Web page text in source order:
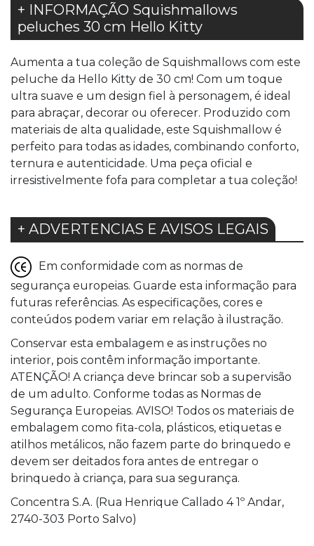
+ INFORMAÇÃO Squishmallows
peluches 30 cm Hello Kitty
Aumenta a tua coleção de Squishmallows com este
peluche da Hello Kitty de 30 cm! Com um toque
ultra suave e um design fiel à personagem, é ideal
para abraçar, decorar ou oferecer. Produzido com
materiais de alta qualidade, este Squishmallow é
perfeito para todas as idades, combinando conforto,
ternura e autenticidade. Uma peça oficial e
irresistivelmente fofa para completar a tua coleção!
+ ADVERTENCIAS E AVISOS LEGAIS
Em conformidade com as normas de
segurança europeias. Guarde esta informação para
futuras referências. As especificações, cores e
conteúdos podem variar em relação à ilustração.
Conservar esta embalagem e as instruções no
interior, pois contêm informação importante.
ATENÇÃO! A criança deve brincar sob a supervisão
de um adulto. Conforme todas as Normas de
Segurança Europeias. AVISO! Todos os materiais de
embalagem como fita-cola, plásticos, etiquetas e
atilhos metálicos, não fazem parte do brinquedo e
devem ser deitados fora antes de entregar o
brinquedo à criança, para sua segurança.
Concentra S.A. (Rua Henrique Callado 4 1º Andar,
2740-303 Porto Salvo)